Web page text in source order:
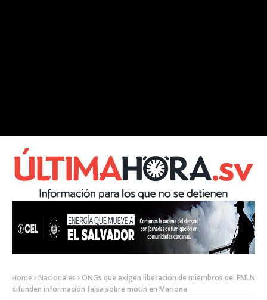
Home Nacionales
ONGs que exigen liberación de miembros del FMLN
difunden información falsa sobre motín en Mariona